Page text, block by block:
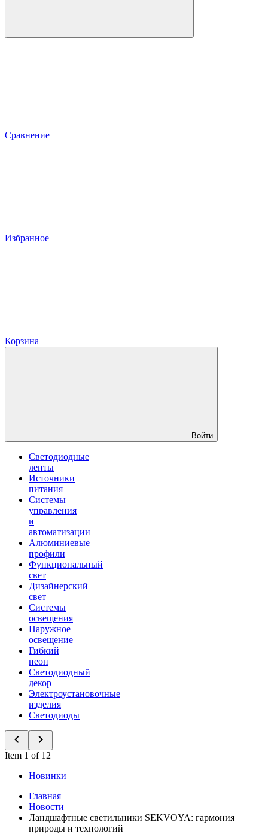
Сравнение
Избранное
Корзина
Войти
Светодиодные
ленты
Источники
питания
Системы
управления
и
автоматизации
Алюминиевые
профили
Функциональный
свет
Дизайнерский
свет
Системы
освещения
Наружное
освещение
Гибкий
неон
Светодиодный
декор
Электроустановочные
изделия
Светодиоды
Item 1 of 12
Новинки
Главная
Новости
Ландшафтные светильники SEKVOYA: гармония
природы и технологий